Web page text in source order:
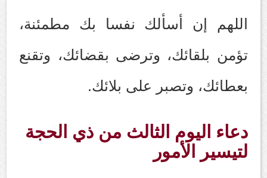
اللهم إن أسألك نفسا بك مطمئنة،
تؤمن بلقائك، وترضى بقضائك، وتقنع
بعطائك، وتصبر على بلائك.
دعاء اليوم الثالث من ذي الحجة
لتيسير الأمور